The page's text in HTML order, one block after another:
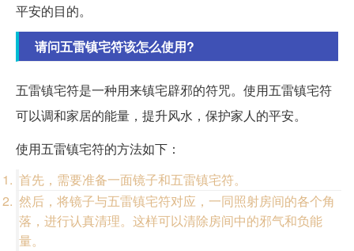
平安的目的。
请问五雷镇宅符该怎么使用?
五雷镇宅符是一种用来镇宅辟邪的符咒。使用五雷镇宅符
可以调和家居的能量，提升风水，保护家人的平安。
使用五雷镇宅符的方法如下：
首先，需要准备一面镜子和五雷镇宅符。
然后，将镜子与五雷镇宅符对应，一同照射房间的各个角
落，进行认真清理。这样可以清除房间中的邪气和负能
量。